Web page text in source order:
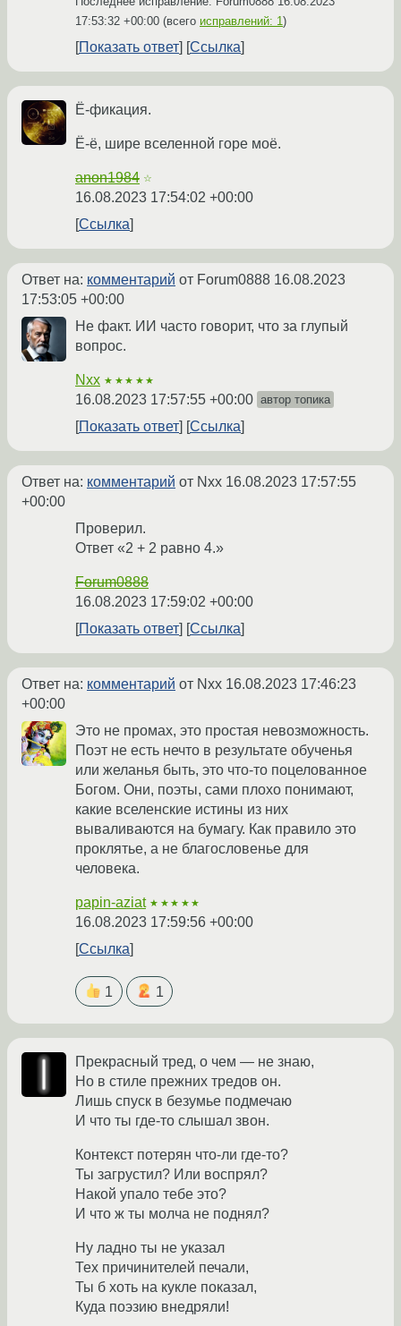
17:53:32 +00:00 (всего исправлений: 1)
Показать ответ Ссылка
Ё-фикация.
Ё-ё, шире вселенной горе моё.
anon1984 ☆
16.08.2023 17:54:02 +00:00
Ссылка
Ответ на: комментарий от Forum0888 16.08.2023
17:53:05 +00:00
Не факт. ИИ часто говорит, что за глупый
вопрос.
Nxx ★★★★★
16.08.2023 17:57:55 +00:00 автор топика
Показать ответ Ссылка
Ответ на: комментарий от Nxx 16.08.2023 17:57:55
+00:00
Проверил.
Ответ «2 + 2 равно 4.»
Forum0888
16.08.2023 17:59:02 +00:00
Показать ответ
Ссылка
Ответ на: комментарий от Nxx 16.08.2023 17:46:23
+00:00
Это не промах, это простая невозможность.
Поэт не есть нечто в результате обученья
или желанья быть, это что-то поцелованное
Богом. Они, поэты, сами плохо понимают,
какие вселенские истины из них
вываливаются на бумагу. Как правило это
проклятье, а не благословенье для
человека.
papin-aziat ★★★★★
16.08.2023 17:59:56 +00:00
Ссылка
1 1
Прекрасный тред, о чем — не знаю,
Но в стиле прежних тредов он.
Лишь спуск в безумье подмечаю
И что ты где-то слышал звон.
Контекст потерян что-ли где-то?
Ты загрустил? Или воспрял?
Накой упало тебе это?
И что ж ты молча не поднял?
Ну ладно ты не указал
Тех причинителей печали,
Ты б хоть на кукле показал,
Куда поэзию внедряли!